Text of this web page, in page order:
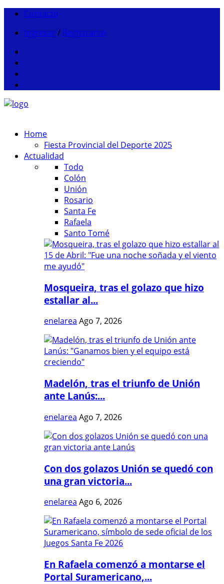
Contacto
Ingresar / Registrarse
Home
Fiesta Provincial del Deporte 2025
Actualidad
Todo
Colón
Unión
Rosario
Santa Fe
Rafaela
Santo Tomé
Mosqueira, tras el golazo que hizo
estallar al...
enelarea Ago 7, 2026
Madelón, tras el triunfo de Unión
ante Lanús:...
enelarea Ago 7, 2026
Con dos golazos Unión se quedó con
una gran victoria...
enelarea Ago 6, 2026
En Rafaela comenzó a montarse el
Portal Suramericano,...